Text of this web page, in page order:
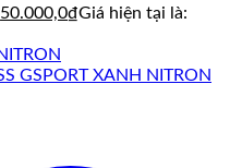
50.000,0₫Giá hiện tại là: